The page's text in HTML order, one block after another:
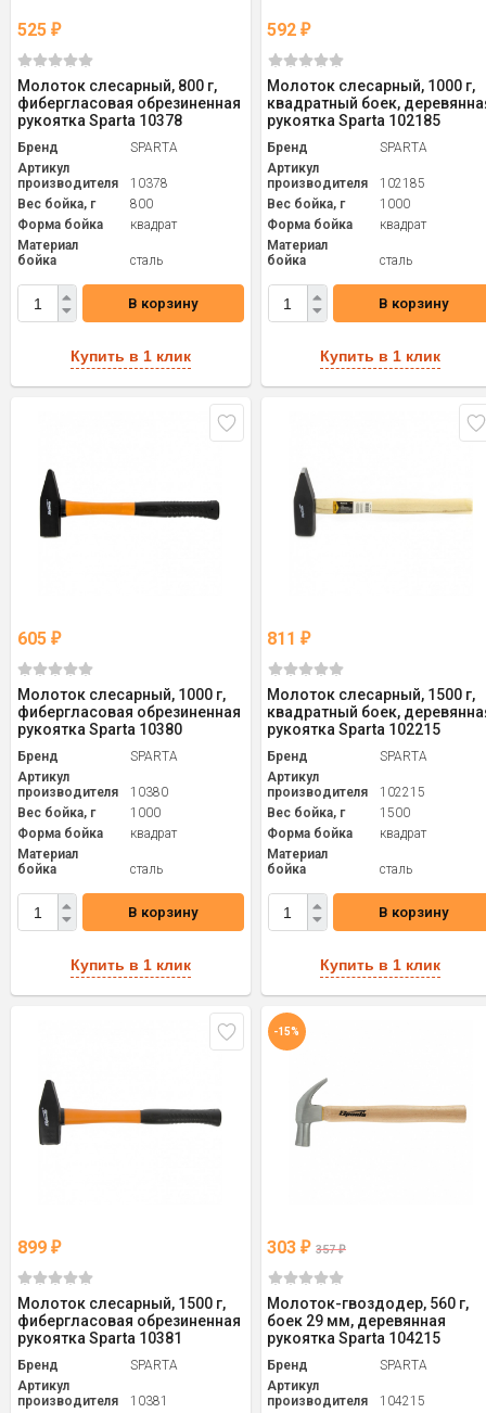
525 ₽
Молоток слесарный, 800 г,
фибергласовая обрезиненная
рукоятка Sparta 10378
Бренд
SPARTA
Артикул
производителя
10378
Вес бойка, г
800
Форма бойка
квадрат
Материал
бойка
сталь
В корзину
Купить в 1 клик
592₽
Молоток слесарный, 1000 г,
квадратный боек,
рукоятка Sparta 102185
Бренд
SPARTA
Артикул
производителя
102185
Вес бойка, г
1000
Форма бойка
квадрат
Материал
бойка
сталь
В корзину
Купить в 1 клик
605 ₽
Молоток слесарный, 1000 г,
фибергласовая обрезиненная
рукоятка Sparta 10380
Бренд
SPARTA
Артикул
производителя
10380
Вес бойка, г
1000
Форма бойка
квадрат
Материал
бойка
сталь
В корзину
Купить в 1 клик
811₽
Молоток слесарный, 1500 г,
квадратный боек,
рукоятка Sparta 102215
Бренд
SPARTA
Артикул
производителя
102215
Вес бойка, г
1500
Форма бойка
квадрат
Материал
бойка
сталь
В корзину
Купить в 1 клик
899 ₽
Молоток слесарный, 1500 г,
фибергласовая обрезиненная
рукоятка Sparta 10381
Бренд
SPARTA
Артикул
производителя
10381
-15%
303₽ 357₽
Молоток-гвоздодер, 560 г,
боек 29 мм, деревянная
рукоятка Sparta 104215
Бренд
SPARTA
Артикул
производителя
104215